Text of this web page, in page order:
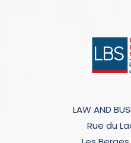
LAW AND
Rue du